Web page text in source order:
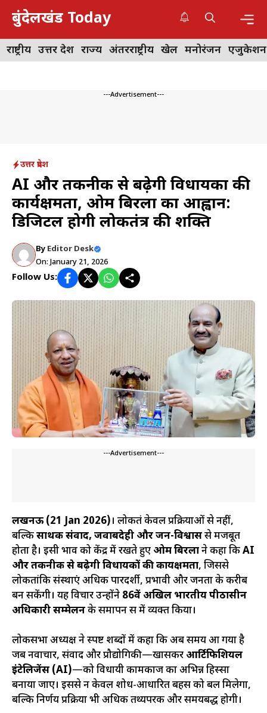
Skip
content
बुंदेलखंड Today
राष्ट्रीय उत्तर प्रदेश राज्य अंतरराष्ट्रीय खेल मनोरंजन एजुकेशन
---Advertisement---
उत्तर प्रदेश
AI और तकनीक से बढ़ेगी विधायकों की
कार्यक्षमता, ओम बिरला का आह्वान:
डिजिटल होगी लोकतंत्र की शक्ति
By Editor Desk
On: January 21, 2026
Follow Us:
---Advertisement---
लखनऊ (21 Jan 2026)। लोकतंत्र केवल प्रक्रियाओं से नहीं,
बल्किसार्थक संवाद, जवाबदेही और जन-विश्वाससे मजबूत
होता है। इसी भाव को केंद्र में रखते हुए ओम बिरलाने कहा किAI
और तकनीक से बढ़ेगी विधायकों की कार्यक्षमता, जिससे
लोकतांत्रिक संस्थाएं अधिक पारदर्शी, प्रभावी और जनता के करीब
बन सकेंगी। यह विचार उन्होंने 86वें अखिल भारतीय पीठासीन
अधिकारी सम्मेलनके समापन सत्र में व्यक्त किया।
लोकसभा अध्यक्ष ने स्पष्ट शब्दों में कहा कि अब समय आ गया है
जब नवाचार, संवाद और प्रौद्योगिकी—खासकरआर्टिफिशियल
इंटेलिजेंस (AI)—को विधायी कामकाज का अभिन्न हिस्सा
बनाया जाए। इससे न केवल शोध-आधारित बहस को बल मिलेगा,
बल्कि निर्णय प्रक्रिया भी अधिक तथ्यपरक और समयबद्ध होगी।